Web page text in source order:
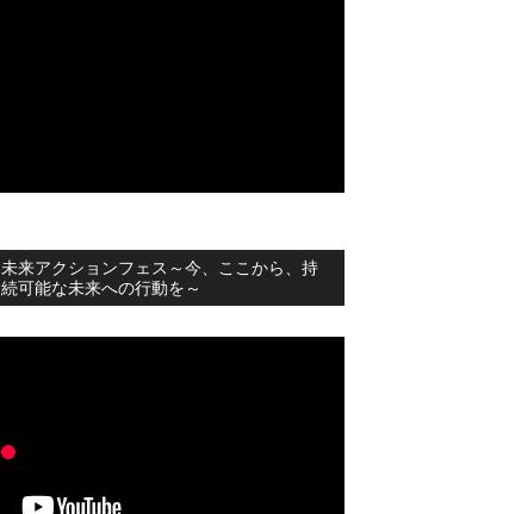
未来アクションフェス～今、ここから、持
続可能な未来への行動を～